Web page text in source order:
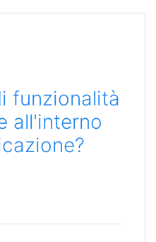
funzionalità
all'interno